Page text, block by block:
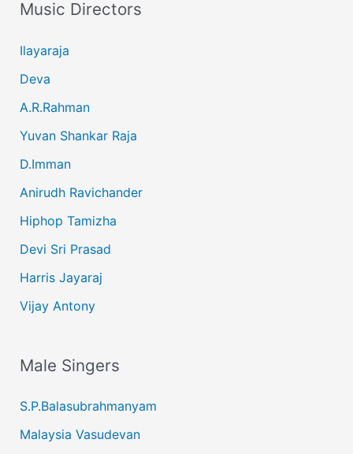
Music Directors
Ilayaraja
Deva
A.R.Rahman
Yuvan Shankar Raja
D.Imman
Anirudh Ravichander
Hiphop Tamizha
Devi Sri Prasad
Harris Jayaraj
Vijay Antony
Male Singers
S.P.Balasubrahmanyam
Malaysia Vasudevan